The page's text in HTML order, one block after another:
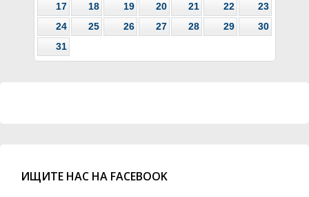
17
18 19 20 21 22
23
24
25 26 27 28 29
30
31
ИЩИТЕ НАС НА FACEBOOK